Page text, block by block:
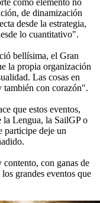
como elemento no
de dinamización
desde la estrategia,
lo cuantitativo".
bellísima, el Gran
la propia organización
Las cosas en
también con corazón".
que estos eventos,
la Lengua, la SailGP o
participe deje un
con ganas de
grandes eventos que